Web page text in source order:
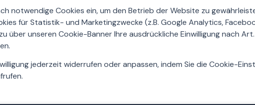
notwendige Cookies ein, um den Betrieb der Website zu
für Statistik- und Marketingzwecke (z.B. Google Analytics,
über unseren Cookie-Banner Ihre ausdrückliche Einwilligung nach Art.
jederzeit widerrufen oder anpassen, indem Sie die Cookie-